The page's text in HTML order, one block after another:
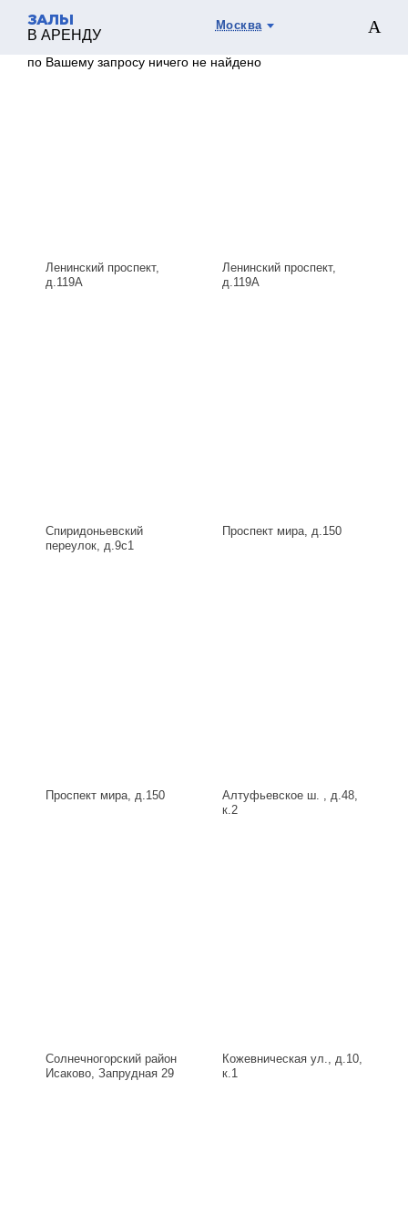
ЗАЛЫ
В АРЕНДУ
Москва
по Вашему запросу ничего не найдено
Ленинский проспект,
д.119А
Ленинский проспект,
д.119А
Спиридоньевский
переулок, д.9с1
Проспект мира, д.150
Проспект мира, д.150
Алтуфьевское ш. , д.48,
к.2
Солнечногорский район
Исаково, Запрудная 29
Кожевническая ул., д.10,
к.1